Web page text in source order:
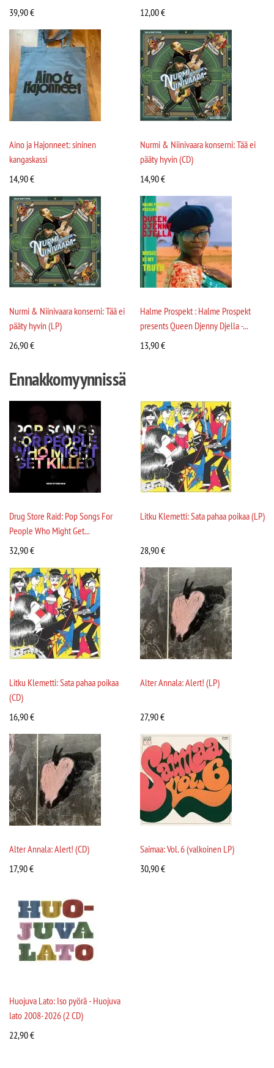
39,90€ 12,00€
Aino ja Hajonneet: sininen
kangaskassi
14,90€
Nurmi & Niinivaara konserni: Tää ei
pääty hyvin (CD)
14,90€
Nurmi & Niinivaara konserni: Tää ei
pääty hyvin (LP)
26,90€
Halme Prospekt : Halme Prospekt
presents Queen Djenny Djella -...
13,90€
Ennakkomyynnissä
Drug Store Raid: Pop Songs For
People Who Might Get...
32,90€
Litku Klemetti: Sata pahaa poikaa (LP)
28,90€
Litku Klemetti: Sata pahaa poikaa
(CD)
16,90€
Alter Annala: Alert! (LP)
27,90€
Alter Annala: Alert! (CD)
17,90€
Saimaa: Vol. 6 (valkoinen LP)
30,90€
Huojuva Lato: Iso pyörä - Huojuva
lato 2008-2026 (2 CD)
22,90€